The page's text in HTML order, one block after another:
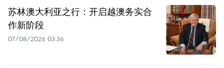
苏林澳大利亚之行：开启越澳务实合
作新阶段
07/08/2026 03:36